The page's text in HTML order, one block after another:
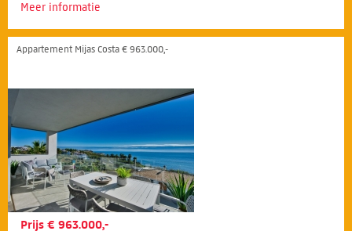
Meer informatie
Appartement Mijas Costa € 963.000,-
Prijs € 963.000,-